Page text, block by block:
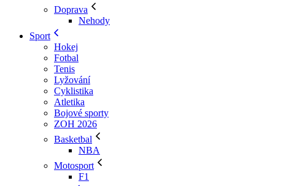
Doprava
Nehody
Sport
Hokej
Fotbal
Tenis
Lyžování
Cyklistika
Atletika
Bojové sporty
ZOH 2026
Basketbal
NBA
Motosport
F1